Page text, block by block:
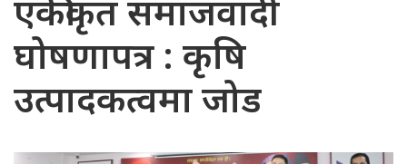
एकीकृत समाजवादी
घोषणापत्र : कृषि
उत्पादकत्वमा जोड